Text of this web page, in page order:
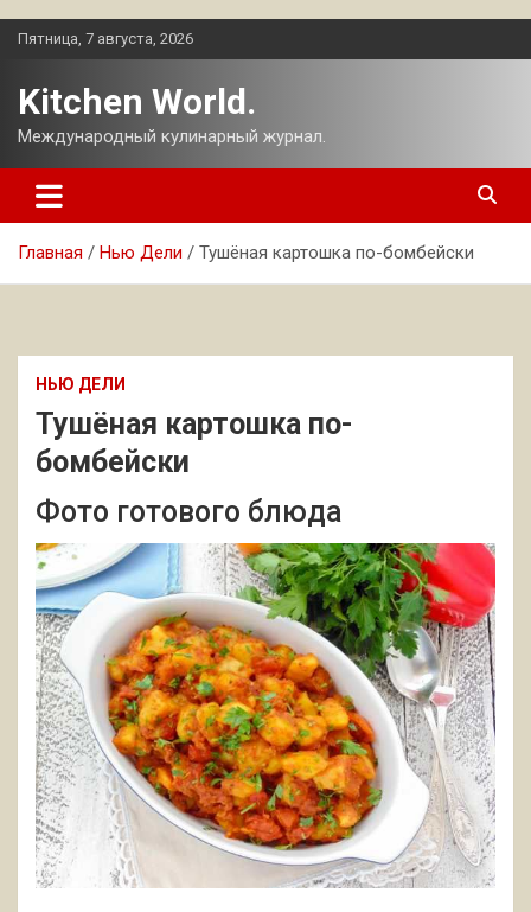
Перейти
Пятница, 7 августа, 2026
Kitchen World.
Международный кулинарный журнал.
Главная Нью Дели Тушёная картошка по-бомбейски
НЬЮ ДЕЛИ
Тушёная картошка по-
бомбейски
Фото готового блюда